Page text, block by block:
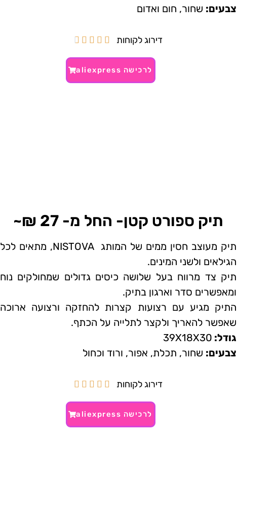
צבעים: שחור, חום ואדום
דירוג לקוחות 




לרכישה aliexpress
תיק ספורט קטן- החל מ- 27 ₪~
תיק מעוצב חסין ממים של המותג NISTOVA, מתאים לכל
הגילאים ולשני המינים.
תיק צד מרווח בעל שלושה כיסים גדולים שמחולקים נוח
ומאפשרים סדר וארגון בתיק.
התיק מגיע עם רצועות קצרות להחזקה ורצועה ארוכה
שאפשר להאריך ולקצר לתלייה על הכתף.
גודל: 39X18X30
צבעים: שחור, תכלת, אפור, ורוד וכחול
דירוג לקוחות 




לרכישה aliexpress